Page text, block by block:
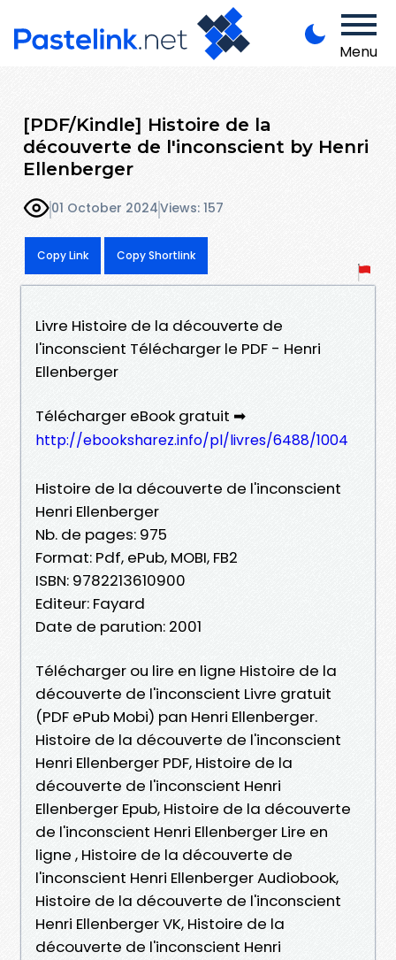
Menu
[PDF/Kindle] Histoire de la
découverte de l'inconscient by Henri
Ellenberger
01 October 2024Views: 157
Copy Link Copy Shortlink
Livre Histoire de la découverte de
l'inconscient Télécharger le PDF - Henri
Ellenberger
Télécharger eBook gratuit ➡
http://ebooksharez.info/pl/livres/6488/1004
Histoire de la découverte de l'inconscient
Henri Ellenberger
Nb. de pages: 975
Format: Pdf, ePub, MOBI, FB2
ISBN: 9782213610900
Editeur: Fayard
Date de parution: 2001
Télécharger ou lire en ligne Histoire de la
découverte de l'inconscient Livre gratuit
(PDF ePub Mobi) pan Henri Ellenberger.
Histoire de la découverte de l'inconscient
Henri Ellenberger PDF, Histoire de la
découverte de l'inconscient Henri
Ellenberger Epub, Histoire de la découverte
de l'inconscient Henri Ellenberger Lire en
ligne , Histoire de la découverte de
l'inconscient Henri Ellenberger Audiobook,
Histoire de la découverte de l'inconscient
Henri Ellenberger VK, Histoire de la
découverte de l'inconscient Henri